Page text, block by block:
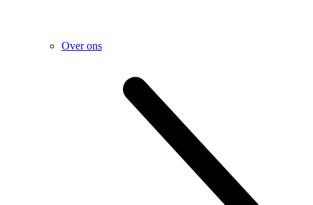
Over ons